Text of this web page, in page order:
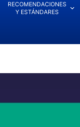
RECOMENDACIONES
Y ESTÁNDARES